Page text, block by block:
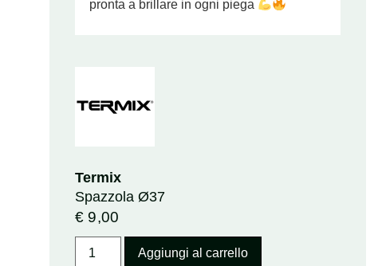
pronta a brillare in ogni piega
Termix
Spazzola Ø37
€ 9,00
Aggiungi al carrello